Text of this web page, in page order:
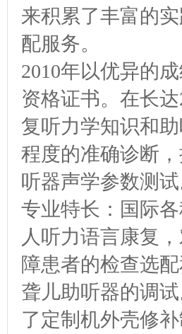
来积累了丰富的
配服务。
2010年以优异的
资格证书。在长
复听力学知识和
程度的准确诊断
听器声学参数测
专业特长：国际
人听力语言康复
障患者的检查选
聋儿助听器的调
了定制机外壳修